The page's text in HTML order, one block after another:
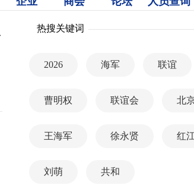
热搜关键词
2026 海军 联谊
曹明权 联谊会 北
王海军 徐永贤 红
刘萌 共和